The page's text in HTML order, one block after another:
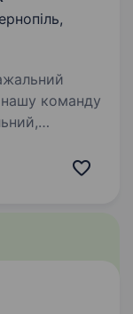
команду
колективу.